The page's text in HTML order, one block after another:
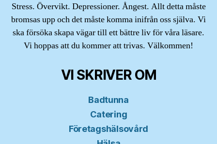
Stress. Övervikt. Depressioner. Ångest. Allt detta måste
bromsas upp och det måste komma inifrån oss själva. Vi
ska försöka skapa vägar till ett bättre liv för våra läsare.
Vi hoppas att du kommer att trivas. Välkommen!
VI SKRIVER OM
Badtunna
Catering
Företagshälsovård